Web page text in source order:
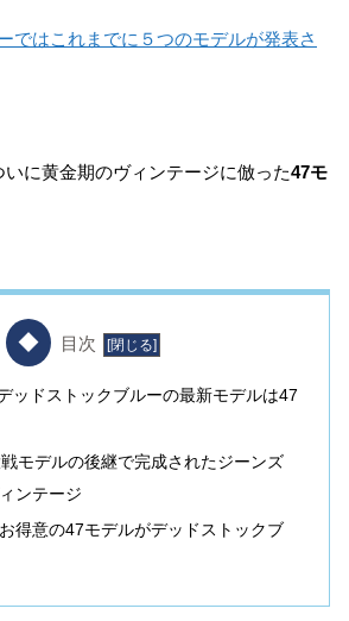
ではこれまでに５つのモデルが発表さ
に黄金期のヴィンテージに倣った47モ
目次
ドストックブルーの最新モデルは47
モデルの後継で完成されたジーンズ
ンテージ
得意の47モデルがデッドストックブ